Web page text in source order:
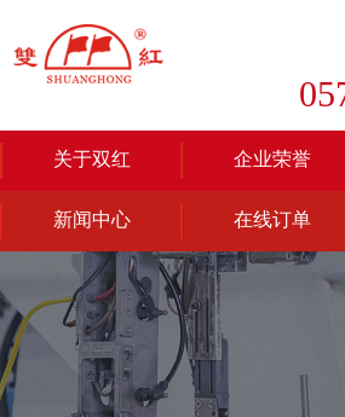
关于双红 企业荣誉
新闻中心 在线订单